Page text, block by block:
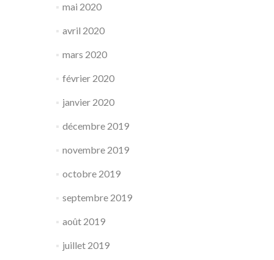
mai 2020
avril 2020
mars 2020
février 2020
janvier 2020
décembre 2019
novembre 2019
octobre 2019
septembre 2019
août 2019
juillet 2019